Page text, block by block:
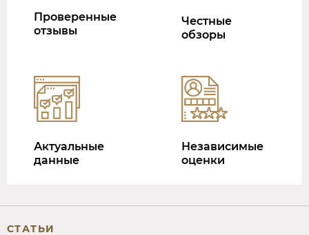
Проверенные
отзывы
Честные
обзоры
Актуальные
данные
Независимые
оценки
СТАТЬИ